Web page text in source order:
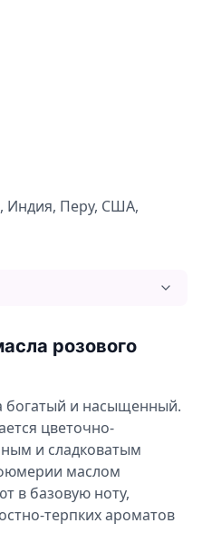
Индия, Перу, США,
розового дерева
дерева для лица
дерева для тела
дерева
розового дерева
розового дерева
розового
богатый и насыщенный.
цветочно-
и сладковатым
маслом
в базовую ноту,
терпких ароматов